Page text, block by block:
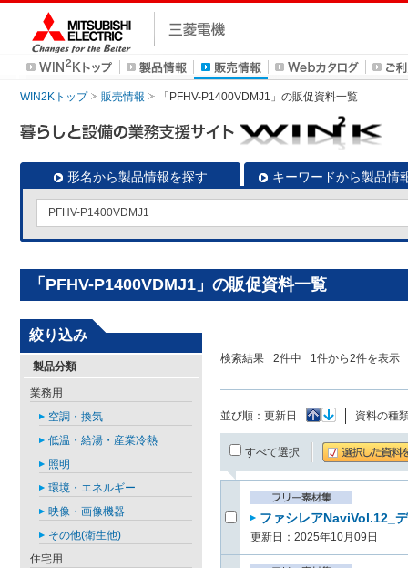
WIN2Kトップ 販売情報 「PFHV-P1400VDMJ1」の販促資料一覧
形名から製品情報を探す キーワードから製品情
「PFHV-P1400VDMJ1」の販促資料一覧
検索結果 2件中 1件から2件を表示
並び順： 更新日 資料の種
すべて選択
ファシレアNaviVol.12_
更新日：2025年10月09日
絞り込み
製品分類
業務用
空調・換気
低温・給湯・産業冷熱
照明
環境・エネルギー
映像・画像機器
その他(衛生他)
住宅用